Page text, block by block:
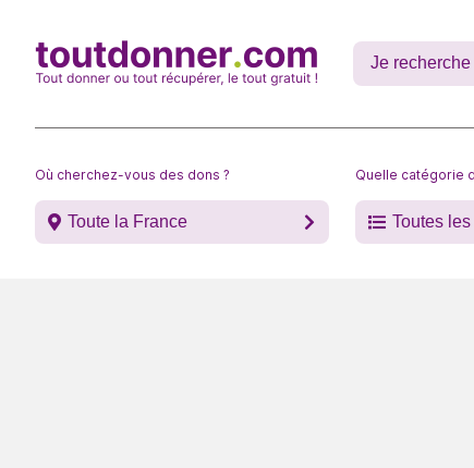
Où cherchez-vous des dons ?
Toute la France
Quelle catégorie
Toutes